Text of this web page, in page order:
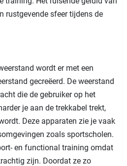
rustgevende sfeer tijdens de
wordt er met een
gecreëerd. De weerstand
die de gebruiker op het
je aan de trekkabel trekt,
Deze apparaten zie je vaak
zoals sportscholen.
en functional training omdat
zijn. Doordat ze zo